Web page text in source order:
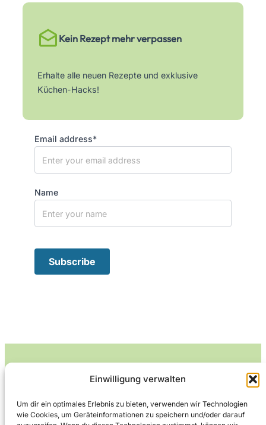
Einwilligung verwalten
Um dir ein optimales Erlebnis zu bieten, verwenden wir Technologien
wie Cookies, um Geräteinformationen zu speichern und/oder darauf
Kein Rezept mehr verpassen
Erhalte alle neuen Rezepte und exklusive
Küchen-Hacks!
Email address*
Name
Leckerlife
Lecker essen – gesund leben.